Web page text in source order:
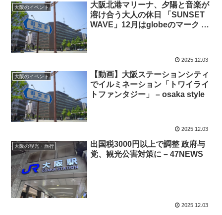
大阪のイベント 大阪北港マリーナ、夕陽と音楽が
溶け合う大人の休日 「SUNSET
WAVE」12月はglobeのマーク …
2025.12.03
大阪のイベント 【動画】 大阪ステーションシティ
でイルミネーション「トワイライ
トファンタジー」 – osaka style
2025.12.03
大阪の観光・旅行
出国税3000円以上で調整 政府与
党、観光公害対策に – 47NEWS
2025.12.03